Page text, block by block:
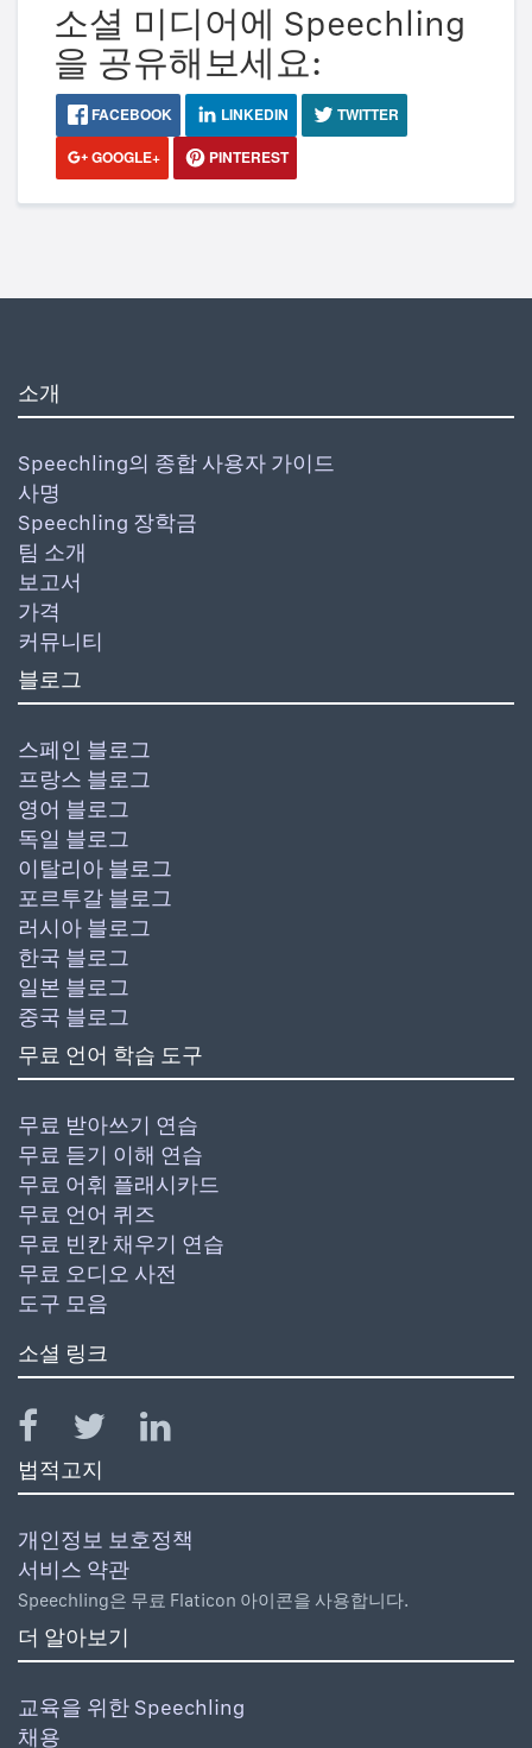
소셜 미디어에 Speechling
을 공유해보세요:
FACEBOOK LINKEDIN
TWITTER
GOOGLE+
PINTEREST
소개
Speechling의 종합 사용자 가이드
사명
Speechling 장학금
팀 소개
보고서
가격
커뮤니티
블로그
스페인 블로그
프랑스 블로그
영어 블로그
독일 블로그
이탈리아 블로그
포르투갈 블로그
러시아 블로그
한국 블로그
일본 블로그
중국 블로그
무료 언어 학습 도구
무료 받아쓰기 연습
무료 듣기 이해 연습
무료 어휘 플래시카드
무료 언어 퀴즈
무료 빈칸 채우기 연습
무료 오디오 사전
도구 모음
소셜 링크
법적고지
개인정보 보호정책
서비스 약관
Speechling은 무료 Flaticon 아이콘을 사용합니다.
더 알아보기
교육을 위한 Speechling
채용